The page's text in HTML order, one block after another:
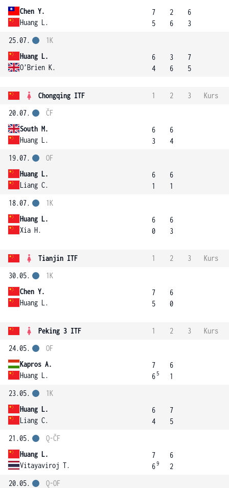
Chen Y.
Huang L.
7
5
2
6
6
3
25.07.
Huang L.
O’Brien K.
1K
6
4
3
6
7
5
Chongqing ITF 1 2 3
Kurs
20.07.
South M.
Huang L.
ČF
6
3
6
4
19.07.
Huang L.
Liang C.
OF
6
1
6
1
18.07.
Huang L.
Xia H.
1K
6
0
6
3
Tianjin ITF 1 2 3
Kurs
30.05.
Chen Y.
Huang L.
1K
7
5
6
0
Peking 3 ITF 1 2 3
Kurs
24.05.
Kapros A.
Huang L.
OF
7
6 5
6
1
23.05.
Huang L.
Liang C.
1K
6
4
7
5
21.05.
Huang L.
Vitayaviroj T.
Q-ČF
7
69
6
2
20.05.
Q-OF